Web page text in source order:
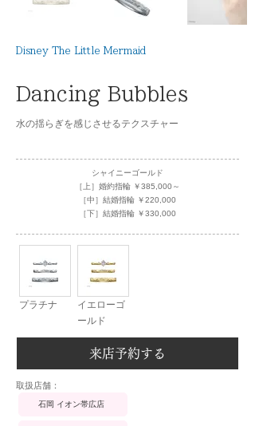
Disney The Little Mermaid
Dancing Bubbles
水の揺らぎを感じさせるテクスチャー
シャイニーゴールド
［上］婚約指輪 ￥385,000～
［中］結婚指輪 ￥220,000
［下］結婚指輪 ￥330,000
プラチナ
イエローゴ
ールド
来店予約する
​取扱店舗：
石岡 イオン帯広店